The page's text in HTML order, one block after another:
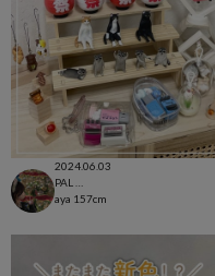
2024.06.03
aya 157cm